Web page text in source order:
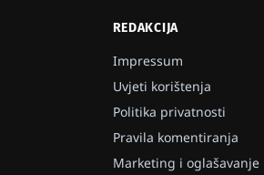
REDAKCIJA
Impressum
Uvjeti korištenja
Politika privatnosti
Pravila komentiranja
Marketing i oglašavanje